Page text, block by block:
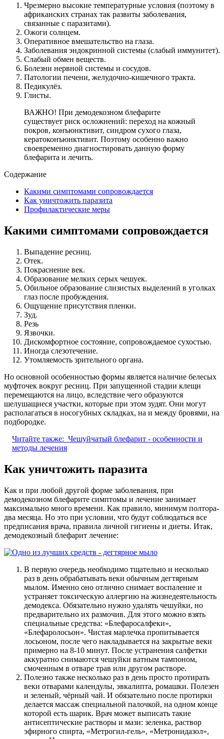
Чрезмерно высокие температурные условия (поэтому в
африканских странах так развиты заболевания,
связанные с паразитами).
Ожоги солнцем.
Оперативное вмешательство на глаза.
Заболевания эндокринной системы (слабый иммунитет).
Слабый обмен веществ.
Болезни нервной системы и сосудов.
Патологии печени, желудочно-кишечного тракта.
Педикулёз.
Глисты.
ВАЖНО! При демодекозном блефарите
существует риск осложнений: переход на кожный
покров, конъюнктивит, синдром сухого глаза,
кератоконъюнктивит. Поэтому особенно важно
своевременно диагностировать данную форму
блефарита и лечить.
Содержание
Какими симптомами сопровождается
Как уничтожить паразита
Профилактические меры
Какими симптомами сопровождается
Выпадение ресниц.
Отек.
Покраснение век.
Образование мелких серых чешуек.
Обильное образование слизистых выделений в уголках
глаз после пробуждения.
Ощущение присутствия пленки.
Зуд.
Резь
Язвочки.
Дискомфортное состояние, сопровождаемое сухостью.
Иногда слезотечение.
Утомляемость зрительного органа.
Но основной особенностью формы является наличие белесых
муфточек вокруг ресниц. При запущенной стадии клещи
перемещаются на лицо, вследствие чего образуются
шелушащиеся участки, которые при этом зудят. Они могут
располагаться в носогубных складках, на и между бровями, на
подбородке.
Читайте также: Чешуйчатый блефарит - особенности и
методы лечения
Как уничтожить паразита
Как и при любой другой форме заболевания, при
демодекозном блефарите симптомы и лечение занимает
максимально много времени. Как правило, минимум полтора-
два месяца. Но это при условии, что будут соблюдаться все
предписания врача, правила личной гигиены и диеты. Итак,
демодекозный блефарит лечение:
В первую очередь необходимо тщательно и несколько
раз в день обрабатывать веки обычным дегтярным
мылом. Именно оно отлично снимает воспаление и
устраняет токсическую аллергию на жизнедеятельность
демодекса. Обязательно нужно удалять чешуйки, но
предварительно их размочив. Для этого можно взять
специальные средства: «Блефаросалфеки»,
«Блефаролосьон». Чистая марлечка пропитывается
лосьоном, после чего накладывается на закрытые веки
примерно на 8-10 минут. После устранения салфетки
аккуратно снимаются чешуйки ватным тампоном,
смоченным в отваре трав или другом растворе.
Полезно также несколько раз в день просто протирать
веки отварами календулы, эвкалипта, ромашки. Полезен
и зеленый, чёрный чай. И обязательно после протирки
делается массаж специальной палочкой, на одном конце
которой есть шарик. Врач может выписать такие
антисептические растворы и мази: зеленка, раствор
эфирного спирта, «Метрогил-гель», «Метронидазол»,